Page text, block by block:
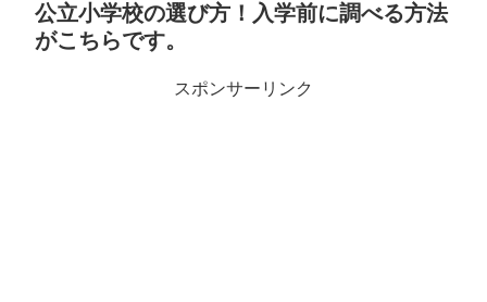
公立小学校の選び方！入学前に調べる方法
がこちらです。
スポンサーリンク